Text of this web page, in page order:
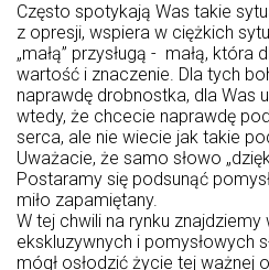
Często spotykają Was takie
z opresji, wspiera w ciężkich
„małą” przysługą - małą, która
wartość i znaczenie. Dla tych
naprawdę drobnostka, dla Was
wtedy, że chcecie naprawdę
serca, ale nie wiecie jak takie
Uważacie, że samo słowo
Postaramy się podsunąć
miło zapamiętany.
W tej chwili na rynku znajdziemy
ekskluzywnych i pomysłowych
mógł osłodzić życie tej ważnej